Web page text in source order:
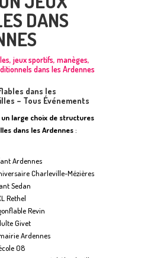
DANS
jeux sportifs, manèges,
dans les Ardennes
dans les
– Tous Événements
large choix de structures
dans les Ardennes:
Ardennes
Charleville-Mézières
Sedan
Rethel
Revin
Givet
Ardennes
08